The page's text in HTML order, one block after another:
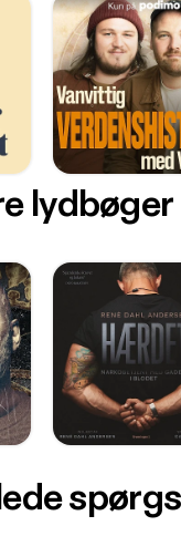
lydbøger